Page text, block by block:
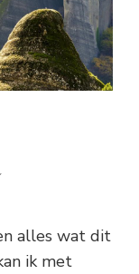
alles wat dit
ik met